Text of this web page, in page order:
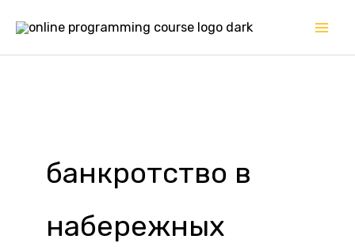
содержимому
банкротство в
набережных